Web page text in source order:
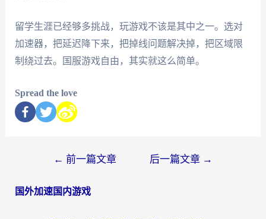
留学生涯已经够多挑战，玩游戏不该是其中之一。选对
加速器，把延迟降下来，把掉线问题解决掉，把区域限
制绕过去。国服游戏自由，其实就这么简单。
Spread the love
← 前一篇文章 后一篇文章 →
国外加速国内游戏